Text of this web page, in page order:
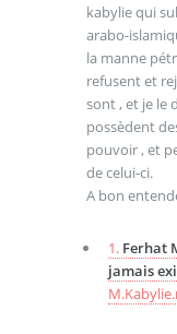
kabylie qui
arabo-
la manne
refusent et
sont , et je le
possèdent
pouvoir , et
de celui-ci.
A bon
1. Ferhat
jamais